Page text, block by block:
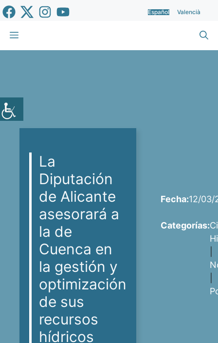
Saltar
al
contenido
Español Valencià
Menú
La
Diputación
de Alicante
asesorará a
la de
Cuenca en
la gestión y
optimización
de sus
recursos
hídricos
Fecha:12/03/
Categorías: